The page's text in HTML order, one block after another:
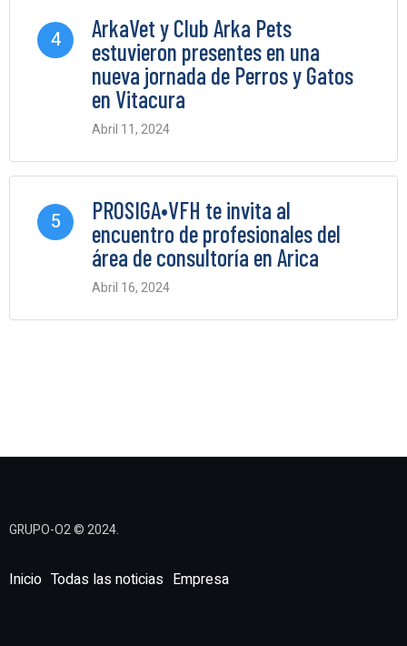
4
ArkaVet y Club Arka Pets
estuvieron presentes en una
nueva jornada de Perros y Gatos
en Vitacura
Abril 11, 2024
5
PROSIGA•VFH te invita al
encuentro de profesionales del
área de consultoría en Arica
Abril 16, 2024
GRUPO-O2 © 2024.
Inicio Todas las noticias Empresa